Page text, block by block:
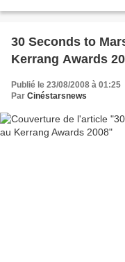
30 Seconds to
Kerrang Awards
Publié le 23/08/2008 à 01:25
Par Cinéstarsnews